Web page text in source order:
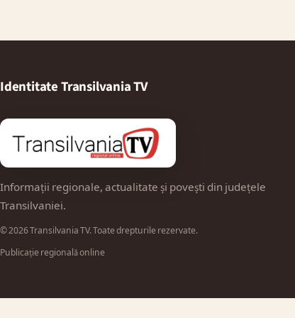
Identitate Transilvania TV
Informații regionale, actualitate și povești din județele
Transilvaniei.
© 2026 Transilvania TV. Toate drepturile rezervate.
Publicație regională online